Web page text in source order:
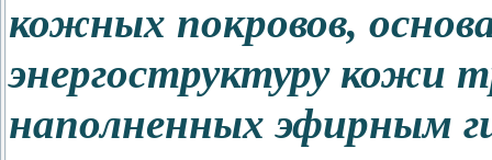
кожных покровов,
энергоструктуру кожи
наполненных эфирным